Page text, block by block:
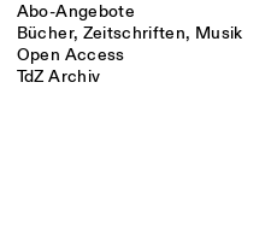
Abo-Angebote
Bücher, Zeitschriften, Musik
Open Access
TdZ Archiv